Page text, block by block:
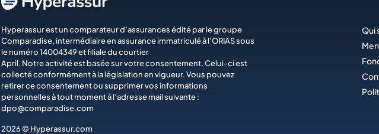
Hyperassur est un comparateur d’assurances édité par le groupe
Comparadise, intermédiaire en assurance immatriculé à l’ORIAS sous
le numéro 14004349 et filiale du courtier
April. Notre activité est basée sur votre consentement. Celui-ci est
collecté conformément à la législation en vigueur. Vous pouvez
retirer ce consentement ou supprimer vos informations
personnelles à tout moment à l’adresse mail suivante :
dpo@comparadise.com
2026 © Hyperassur.com
Qui